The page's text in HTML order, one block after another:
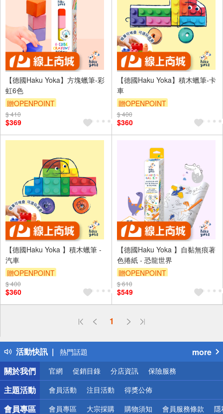
【德國Haku Yoka】方塊蠟筆-彩
虹6色
贈OPENPOINT
$ 410
$369
【德國Haku Yoka】積木蠟筆-卡
車
贈OPENPOINT
$ 400
$360
【德國Haku Yoka 】積木蠟筆 -
汽車
贈OPENPOINT
$ 400
$360
【德國Haku Yoka 】自黏無痕著
色捲紙 - 恐龍世界
贈OPENPOINT
$ 610
$549
1
活動快訊
偏遠地區配送
得獎公告
熱門話題
銀行優惠
偏遠地區配送
詐騙網頁！請小心！
more
關於我們
官網 促銷目錄 分店資訊 保險服務
主題活動 會員活動 注目活動 得獎公佈
會員專區 會員專區 大宗採購 購物須知 會員服務條款 隱